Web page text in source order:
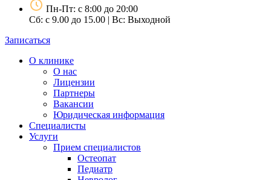
Пн-Пт: с 8:00 до 20:00
Сб: с 9.00 до 15.00 | Вс: Выходной
Записаться
О клинике
О нас
Лицензии
Партнеры
Вакансии
Юридическая информация
Специалисты
Услуги
Прием специалистов
Остеопат
Педиатр